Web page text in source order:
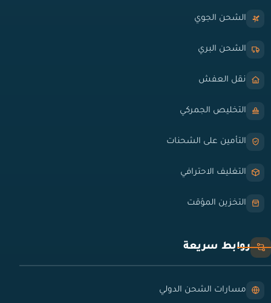
الشحن الجوي
الشحن البري
نقل العفش
التخليص الجمركي
التأمين على الشحنات
التغليف الاحترافي
التخزين المؤقت
روابط سريعة
مسارات الشحن الدولي